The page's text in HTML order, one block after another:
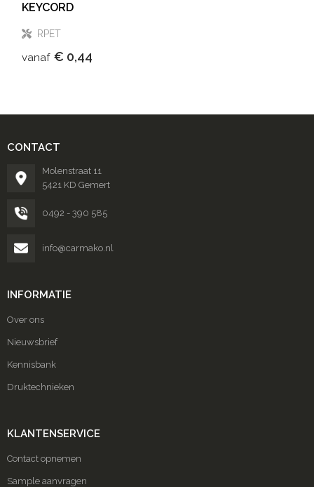
KEYCORD
RPET
vanaf € 0,44
CONTACT
Molenstraat 11
5421 KD Gemert
0492 - 390 585
info@carmako.nl
INFORMATIE
Over ons
Nieuwsbrief
Kennisbank
Druktechnieken
KLANTENSERVICE
Contact opnemen
Sample aanvragen